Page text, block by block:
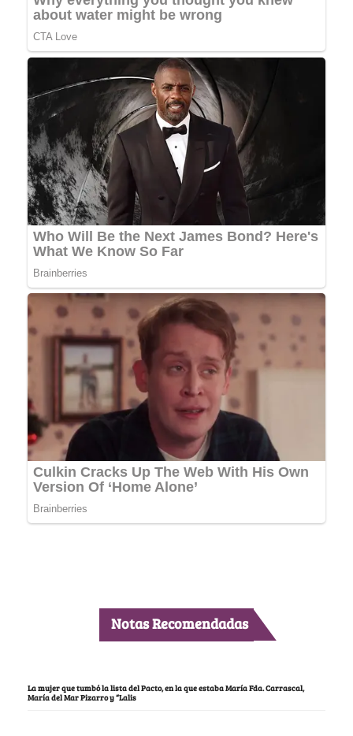
Notas Recomendadas
La mujer que tumbó la lista del Pacto, en la que estaba María Fda. Carrascal,
María del Mar Pizarro y “Lalis